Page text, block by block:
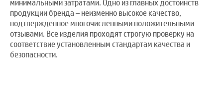
минимальными затратами. Одно из главных достоинств
продукции бренда – неизменно высокое качество,
подтвержденное многочисленными положительными
отзывами. Все изделия проходят строгую проверку на
соответствие установленным стандартам качества и
безопасности.